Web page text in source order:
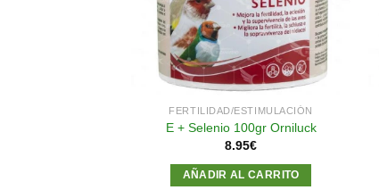
FERTILIDAD/ESTIMULACIÓN
E + Selenio 100gr Orniluck
8.95€
AÑADIR AL CARRITO